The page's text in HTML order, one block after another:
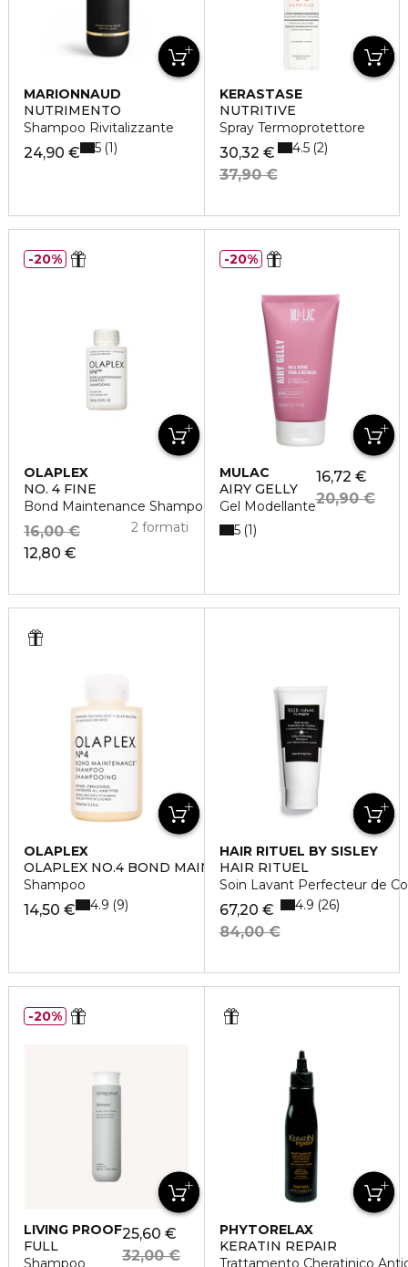
MARIONNAUD
NUTRIMENTO
Shampoo Rivitalizzante
24,90 € 5 1
KERASTASE
NUTRITIVE
Spray Termoprotettore
30,32 €
37,90 €
4.5 2
OLAPLEX
NO. 4 FINE
Bond Maintenance Shampoo
12,80 €
16,00 € 2 formati
20%
MULAC
AIRY GELLY
Gel Modellante
16,72 €
20,90 €
5 1
20%
OLAPLEX
OLAPLEX NO.4 BOND MAINTENANCE™ SHAMPOO
Shampoo
14,50 € 4.9 9
HAIR RITUEL BY SISLEY
HAIR RITUEL
Soin Lavant Perfecteur de
67,20 €
84,00 €
4.9 26
LIVING PROOF
FULL
25,60 €
32,00 €
20%
PHYTORELAX
KERATIN REPAIR